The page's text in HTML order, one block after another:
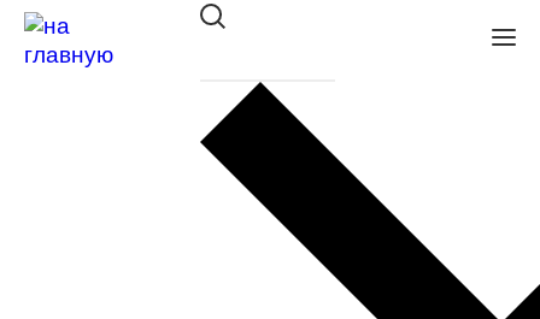
Оправа Glory мет. 262 BROWN
в наличии (Больше 5 шт.) *наличие
товара в конкретном салоне
необходимо уточнять отдельно